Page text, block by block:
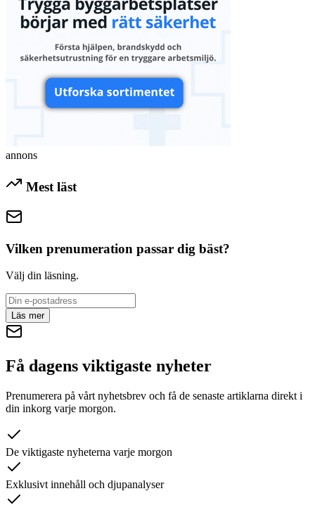
annons
Mest läst
Vilken prenumeration passar dig bäst?
Välj din läsning.
Läs mer
Få dagens viktigaste nyheter
Prenumerera på vårt nyhetsbrev och få de senaste artiklarna direkt i
din inkorg varje morgon.
De viktigaste nyheterna varje morgon
Exklusivt innehåll och djupanalyser